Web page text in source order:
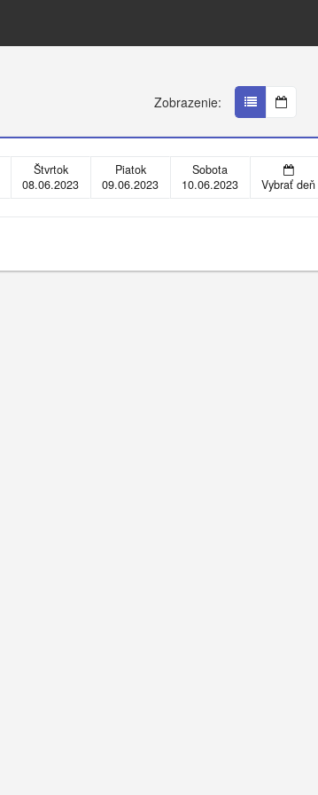
Zobrazenie:
Štvrtok
08.06.2023
Piatok
09.06.2023
Sobota
10.06.2023
Vybrať deň